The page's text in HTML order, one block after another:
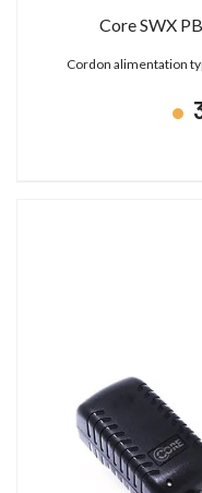
Core SWX
Cordon alimentation